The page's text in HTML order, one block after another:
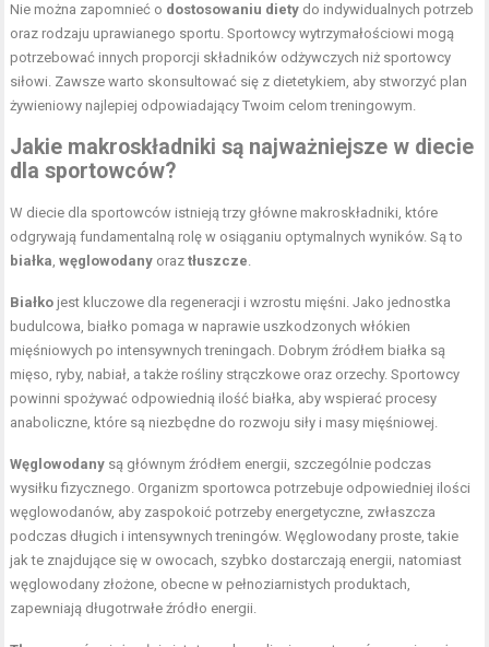
Nie można zapomnieć o dostosowaniu diety do indywidualnych potrzeb
oraz rodzaju uprawianego sportu. Sportowcy wytrzymałościowi mogą
potrzebować innych proporcji składników odżywczych niż sportowcy
siłowi. Zawsze warto skonsultować się z dietetykiem, aby stworzyć plan
żywieniowy najlepiej odpowiadający Twoim celom treningowym.
Jakie makroskładniki są najważniejsze w diecie
dla sportowców?
W diecie dla sportowców istnieją trzy główne makroskładniki, które
odgrywają fundamentalną rolę w osiąganiu optymalnych wyników. Są to
białka,węglowodany oraztłuszcze.
Białko jest kluczowe dla regeneracji i wzrostu mięśni. Jako jednostka
budulcowa, białko pomaga w naprawie uszkodzonych włókien
mięśniowych po intensywnych treningach. Dobrym źródłem białka są
mięso, ryby, nabiał, a także rośliny strączkowe oraz orzechy. Sportowcy
powinni spożywać odpowiednią ilość białka, aby wspierać procesy
anaboliczne, które są niezbędne do rozwoju siły i masy mięśniowej.
Węglowodany są głównym źródłem energii, szczególnie podczas
wysiłku fizycznego. Organizm sportowca potrzebuje odpowiedniej ilości
węglowodanów, aby zaspokoić potrzeby energetyczne, zwłaszcza
podczas długich i intensywnych treningów. Węglowodany proste, takie
jak te znajdujące się w owocach, szybko dostarczają energii, natomiast
węglowodany złożone, obecne w pełnoziarnistych produktach,
zapewniają długotrwałe źródło energii.